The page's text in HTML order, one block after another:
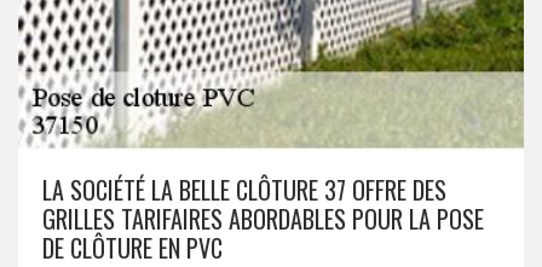
LA SOCIÉTÉ LA BELLE CLÔTURE 37 OFFRE DES
GRILLES TARIFAIRES ABORDABLES POUR LA POSE
DE CLÔTURE EN PVC